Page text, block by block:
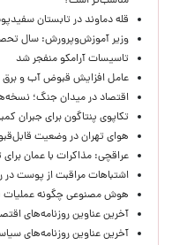
قله دماوند در تابستان
وزیر آموزش‌وپرورش: سال تحصیلی آینده ۱۰۰ درصد
تاسیسات آرامکو منفجر شد
عامل افزایش قبوض آب و برق
اقتصاد در میدان جنگ؛
تکاپوی پنتاگون برای جبران
هوای تهران در وضعیت
عراقچی: مذاکرات با عمان
اشتباهات مراقبت از پوست در
هوش مصنوعی چگونه عملیات
آخرین عناوین روزنامه‌های
آخرین عناوین روزنامه‌های